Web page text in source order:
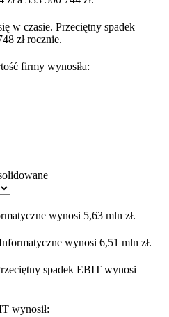
w czasie. Przeciętny spadek
zł rocznie.
firmy wynosiła:
wynosi 5,63 mln zł.
wynosi 6,51 mln zł.
spadek EBIT wynosi
wynosił: